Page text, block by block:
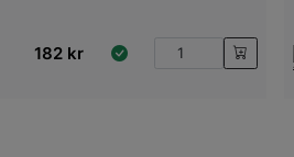
182 kr